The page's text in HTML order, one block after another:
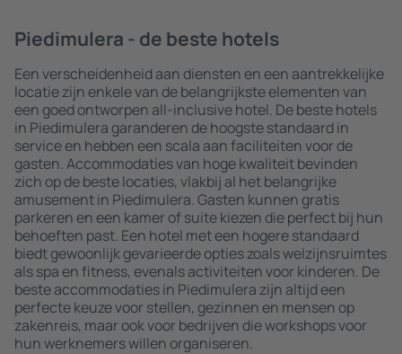
Piedimulera - de beste hotels
Een verscheidenheid aan diensten en een aantrekkelijke
locatie zijn enkele van de belangrijkste elementen van
een goed ontworpen all-inclusive hotel. De beste hotels
in Piedimulera garanderen de hoogste standaard in
service en hebben een scala aan faciliteiten voor de
gasten. Accommodaties van hoge kwaliteit bevinden
zich op de beste locaties, vlakbij al het belangrijke
amusement in Piedimulera. Gasten kunnen gratis
parkeren en een kamer of suite kiezen die perfect bij hun
behoeften past. Een hotel met een hogere standaard
biedt gewoonlijk gevarieerde opties zoals welzijnsruimtes
als spa en fitness, evenals activiteiten voor kinderen. De
beste accommodaties in Piedimulera zijn altijd een
perfecte keuze voor stellen, gezinnen en mensen op
zakenreis, maar ook voor bedrijven die workshops voor
hun werknemers willen organiseren.